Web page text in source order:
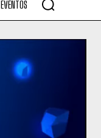
EVENTOS